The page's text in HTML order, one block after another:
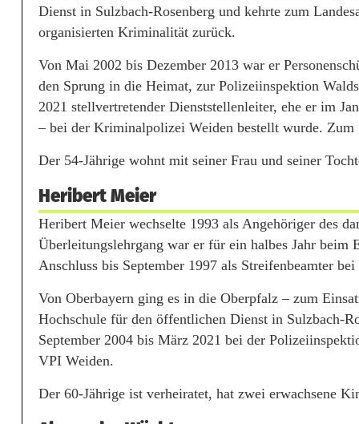
Dienst in Sulzbach-Rosenberg und kehrte zum
organisierten Kriminalität zurück.
Von Mai 2002 bis Dezember 2013 war er
den Sprung in die Heimat, zur Polizeiinspektion
2021 stellvertretender Dienststellenleiter, ehe er im
– bei der Kriminalpolizei Weiden bestellt wurde.
Der 54-Jährige wohnt mit seiner Frau und seiner
Heribert Meier
Heribert Meier wechselte 1993 als Angehöriger des
Überleitungslehrgang war er für ein halbes Jahr
Anschluss bis September 1997 als Streifenbeamter
Von Oberbayern ging es in die Oberpfalz – zum
Hochschule für den öffentlichen Dienst in Sulzbach-
September 2004 bis März 2021 bei der
VPI Weiden.
Der 60-Jährige ist verheiratet, hat zwei erwachsene